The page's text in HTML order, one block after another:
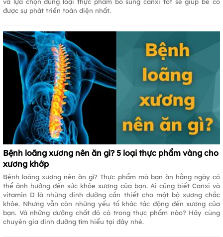
được sự phát triển toàn diện nhất.
Bệnh loãng xương nên ăn gì? 5 loại thực phẩm vàng cho
xương khớp
Bệnh loãng xương nên ăn gì? Thực phẩm mà bạn ăn hằng ngày có
thể ảnh hưởng đến sức khỏe xương của bạn. Ai cũng biết Canxi và
vitamin D là những dinh dưỡng cần thiết cho một bộ xương chắc
khỏe. Nhưng vẫn còn những yếu tố khác tác động đến xương của
bạn. Và những dưỡng chất đó có trong thực phẩm nào? Hãy cùng
chuyên gia dinh dưỡng tìm hiểu tại đây nhé.